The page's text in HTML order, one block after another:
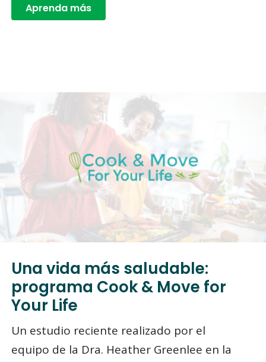
Aprenda más
Una vida más saludable:
programa Cook & Move for
Your Life
Un estudio reciente realizado por el
equipo de la Dra. Heather Greenlee en la